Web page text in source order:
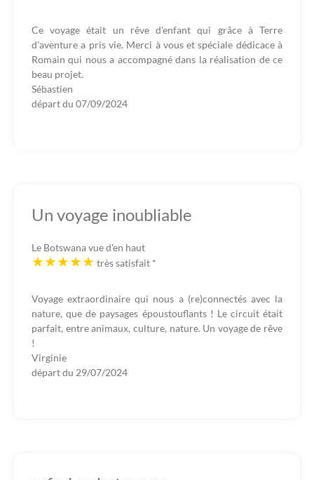
Ce voyage était un rêve d'enfant qui grâce à Terre
d'aventure a pris vie. Merci à vous et spéciale dédicace à
Romain qui nous a accompagné dans la réalisation de ce
beau projet.
Sébastien
départ du 07/09/2024
Un voyage inoubliable
Le Botswana vue d'en haut
très satisfait *
Voyage extraordinaire qui nous a (re)connectés avec la
nature, que de paysages époustouflants ! Le circuit était
parfait, entre animaux, culture, nature. Un voyage de rêve
!
Virginie
départ du 29/07/2024